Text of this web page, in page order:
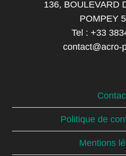
136, BOULEVARD
POMPEY
Tel : +33
contact@acro-
Politique de
Mentions